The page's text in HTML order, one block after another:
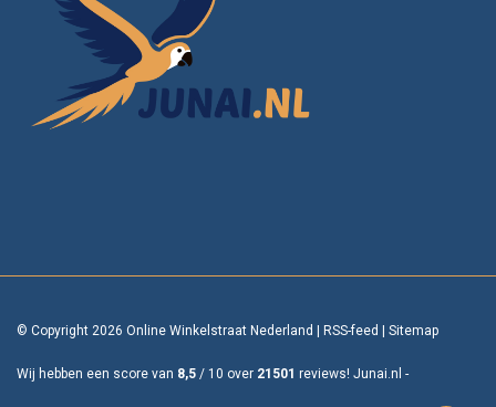
© Copyright 2026 Online Winkelstraat Nederland RSS-feed Sitemap
Wij hebben een score van 8,5 / 10 over 21501 reviews! Junai.nl -